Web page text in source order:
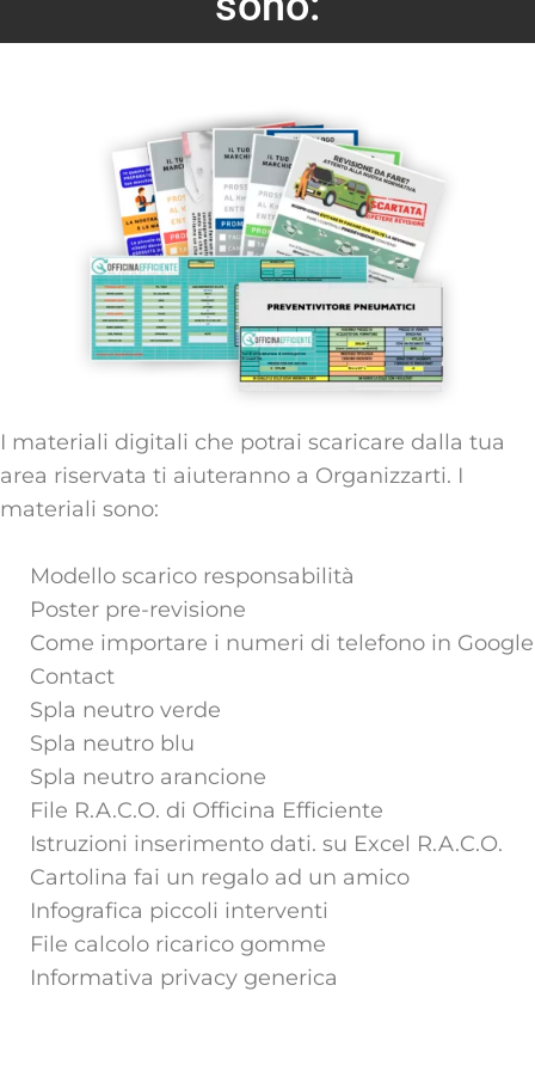
I materiali digitali che potrai scaricare dalla tua
area riservata ti aiuteranno a Organizzarti. I
materiali sono:
Modello scarico responsabilità
Poster pre-revisione
Come importare i numeri di telefono in Google
Contact
Spla neutro verde
Spla neutro blu
Spla neutro arancione
File R.A.C.O. di Officina Efficiente
Istruzioni inserimento dati. su Excel R.A.C.O.
Cartolina fai un regalo ad un amico
Infografica piccoli interventi
File calcolo ricarico gomme
Informativa privacy generica